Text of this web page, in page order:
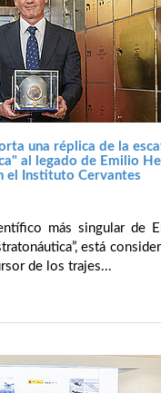
una réplica de la
al legado de Emilio
el Instituto Cervantes
más singular de
está
de los trajes...